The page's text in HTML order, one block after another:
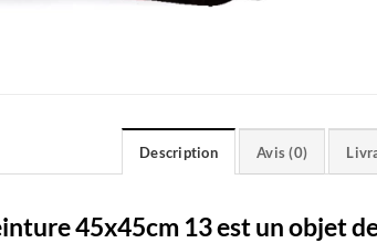
Description Avis (0)
45x45cm 13 est un objet